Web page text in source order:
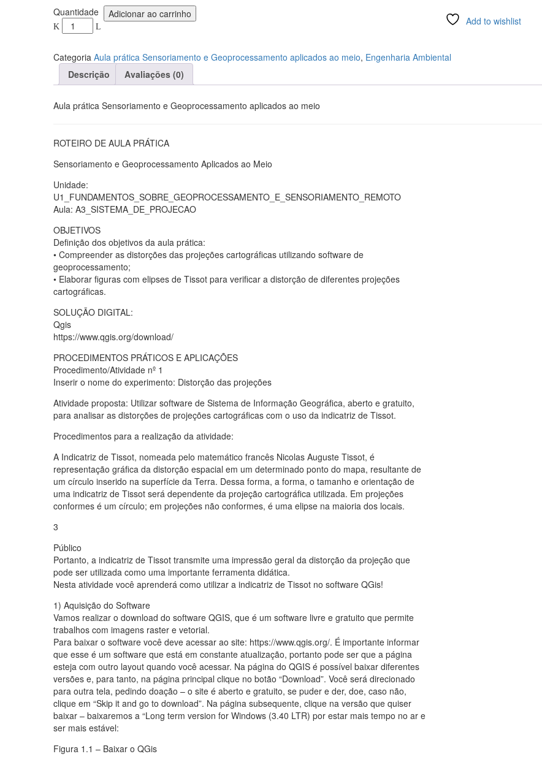
Aula
prática
Sensoriamento
Geoprocessamento
aplicados
ao
Quantidade
Quantidade Adicionar ao carrinho
Add to wishlist
Categoria Aula prática Sensoriamento e Geoprocessamento aplicados ao meio, Engenharia Ambiental
Descrição
Avaliações (0)
Aula prática Sensoriamento e Geoprocessamento aplicados ao meio
ROTEIRO DE AULA PRÁTICA
Sensoriamento e Geoprocessamento Aplicados ao Meio
Unidade:
U1_FUNDAMENTOS_SOBRE_GEOPROCESSAMENTO_E_SENSORIAMENTO_REMOTO
Aula: A3_SISTEMA_DE_PROJECAO
OBJETIVOS
Definição dos objetivos da aula prática:
• Compreender as distorções das projeções cartográficas utilizando software de
geoprocessamento;
• Elaborar figuras com elipses de Tissot para verificar a distorção de diferentes projeções
cartográficas.
SOLUÇÃO DIGITAL:
Qgis
https://www.qgis.org/download/
PROCEDIMENTOS PRÁTICOS E APLICAÇÕES
Procedimento/Atividade nº 1
Inserir o nome do experimento: Distorção das projeções
Atividade proposta: Utilizar software de Sistema de Informação Geográfica, aberto e gratuito,
para analisar as distorções de projeções cartográficas com o uso da indicatriz de Tissot.
Procedimentos para a realização da atividade:
A Indicatriz de Tissot, nomeada pelo matemático francês Nicolas Auguste Tissot, é
representação gráfica da distorção espacial em um determinado ponto do mapa, resultante de
um círculo inserido na superfície da Terra. Dessa forma, a forma, o tamanho e orientação de
uma indicatriz de Tissot será dependente da projeção cartográfica utilizada. Em projeções
conformes é um círculo; em projeções não conformes, é uma elipse na maioria dos locais.
3
Público
Portanto, a indicatriz de Tissot transmite uma impressão geral da distorção da projeção que
pode ser utilizada como uma importante ferramenta didática.
Nesta atividade você aprenderá como utilizar a indicatriz de Tissot no software QGis!
1) Aquisição do Software
Vamos realizar o download do software QGIS, que é um software livre e gratuito que permite
trabalhos com imagens raster e vetorial.
Para baixar o software você deve acessar ao site: https://www.qgis.org/. É importante informar
que esse é um software que está em constante atualização, portanto pode ser que a página
esteja com outro layout quando você acessar. Na página do QGIS é possível baixar diferentes
versões e, para tanto, na página principal clique no botão “Download”. Você será direcionado
para outra tela, pedindo doação – o site é aberto e gratuito, se puder e der, doe, caso não,
clique em “Skip it and go to download”. Na página subsequente, clique na versão que quiser
baixar – baixaremos a “Long term version for Windows (3.40 LTR) por estar mais tempo no ar e
ser mais estável:
Figura 1.1 – Baixar o QGis